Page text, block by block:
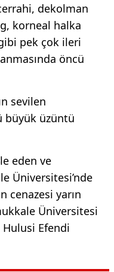
dekolman
korneal halka
pek çok ileri
öncü
sevilen
büyük üzüntü
eden ve
Üniversitesi’nde
cenazesi yarın
Üniversitesi
Efendi